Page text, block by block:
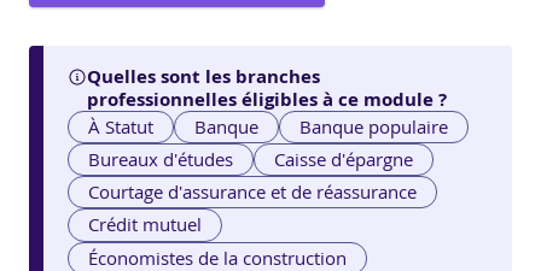
Quelles sont les branches
professionnelles éligibles à ce module ?
À Statut Banque
Banque populaire
Bureaux d'études
Caisse d'épargne
Courtage d'assurance et de réassurance
Crédit mutuel
Économistes de la construction